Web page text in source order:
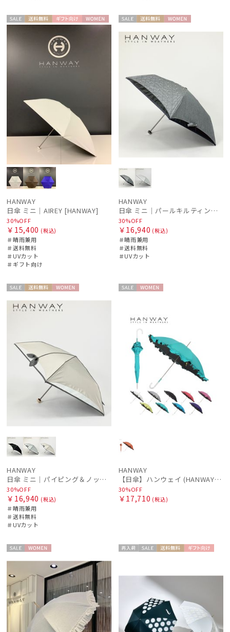
セー
ル
送料無 ギフト
向け
WOME
HANWAY
日傘 ミニ｜AIREY [HANWAY]
30%OFF
￥15,400 (税込)
＃晴雨兼用
＃送料無料
＃UVカット
＃ギフト向け
ル
料
N
HANWAY
日傘 ミニ｜パールキルティング刺繍 [HANWAY]
30%OFF
￥16,940 (税込)
＃晴雨兼用
＃送料無料
＃UVカット
ル
料
N
HANWAY
日傘 ミニ｜パイピング＆ノットリボン [HANWAY]
30%OFF
￥16,940 (税込)
＃晴雨兼用
＃送料無料
＃UVカット
HANWAY
【日傘】ハンウェイ (HANWAY) P.カルゼツイル フリル メイクアップカラー 長傘 オールウェザー 遮光 長傘 晴雨兼用 , UV , 日本製 ,
30%OFF
￥17,710 (税込)
N